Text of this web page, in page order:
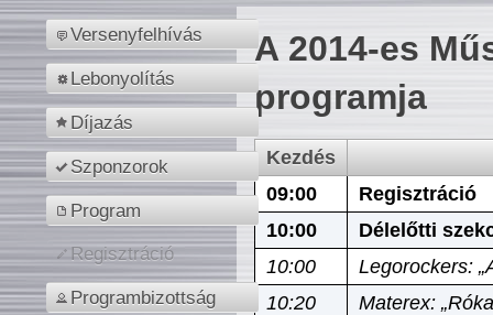
Versenyfelhívás
Lebonyolítás
Díjazás
Szponzorok
Program
Regisztráció
Programbizottság
A 2014-es
programja
Kezdés
09:00
Regisztráció
10:00
Délelőtti
10:00
Legorockers:
10:20
Materex: